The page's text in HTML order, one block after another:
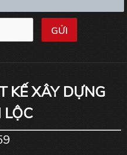
KẾ XÂY DỰNG
LỘC